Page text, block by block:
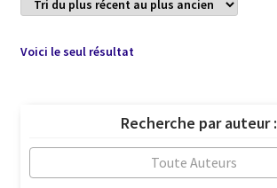
Voici le seul résultat
Recherche par auteur :
Toute Auteurs